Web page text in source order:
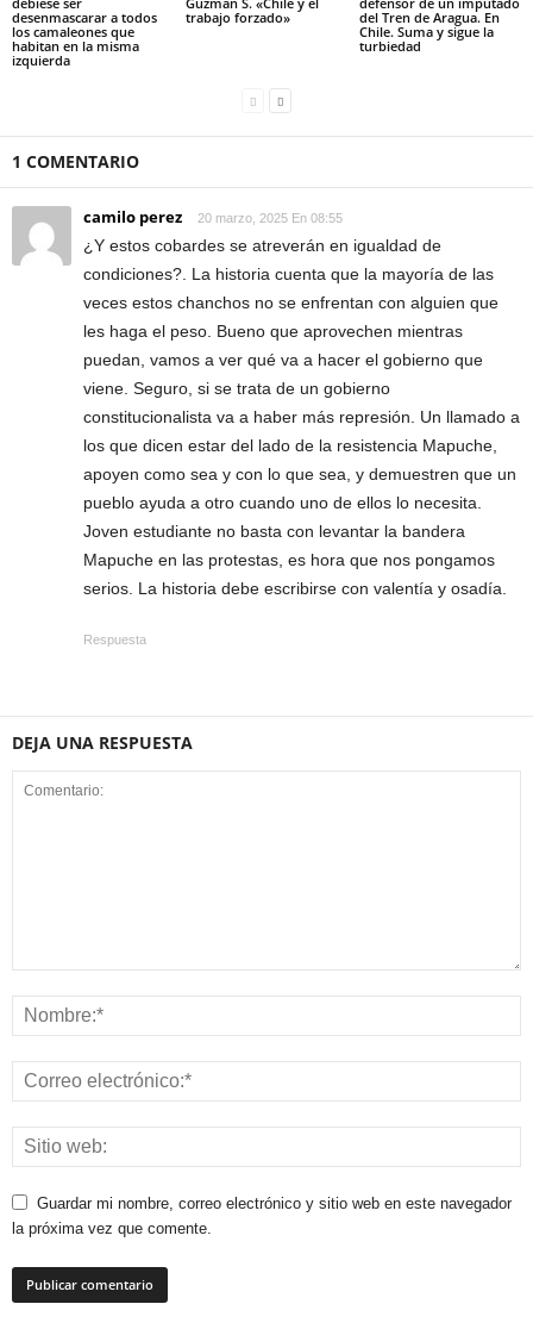
desenmascarar a todos
los camaleones que
habitan en la misma
izquierda
trabajo forzado»
del Tren de Aragua. En
Chile. Suma y sigue la
turbiedad
1 COMENTARIO
camilo perez 20 marzo, 2025 En 08:55
¿Y estos cobardes se atreverán en igualdad de
condiciones?. La historia cuenta que la mayoría de las
veces estos chanchos no se enfrentan con alguien que
les haga el peso. Bueno que aprovechen mientras
puedan, vamos a ver qué va a hacer el gobierno que
viene. Seguro, si se trata de un gobierno
constitucionalista va a haber más represión. Un llamado a
los que dicen estar del lado de la resistencia Mapuche,
apoyen como sea y con lo que sea, y demuestren que un
pueblo ayuda a otro cuando uno de ellos lo necesita.
Joven estudiante no basta con levantar la bandera
Mapuche en las protestas, es hora que nos pongamos
serios. La historia debe escribirse con valentía y osadía.
Respuesta
DEJA UNA RESPUESTA
Guardar mi nombre, correo electrónico y sitio web en este navegador
la próxima vez que comente.